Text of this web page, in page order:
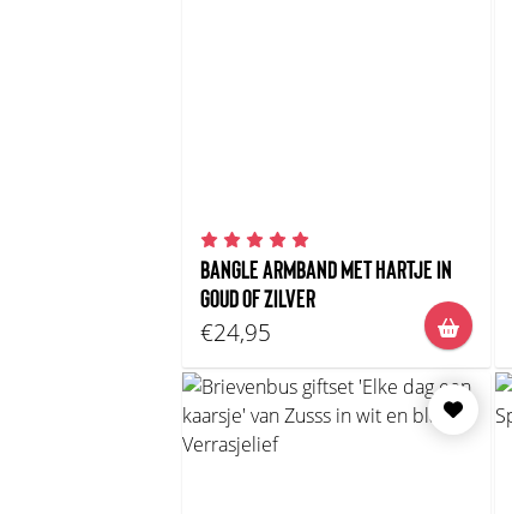
BANGLE ARMBAND MET HARTJE IN
GOUD OF ZILVER
€24,95